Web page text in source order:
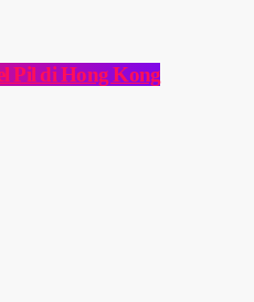
Pil di Hong Kong